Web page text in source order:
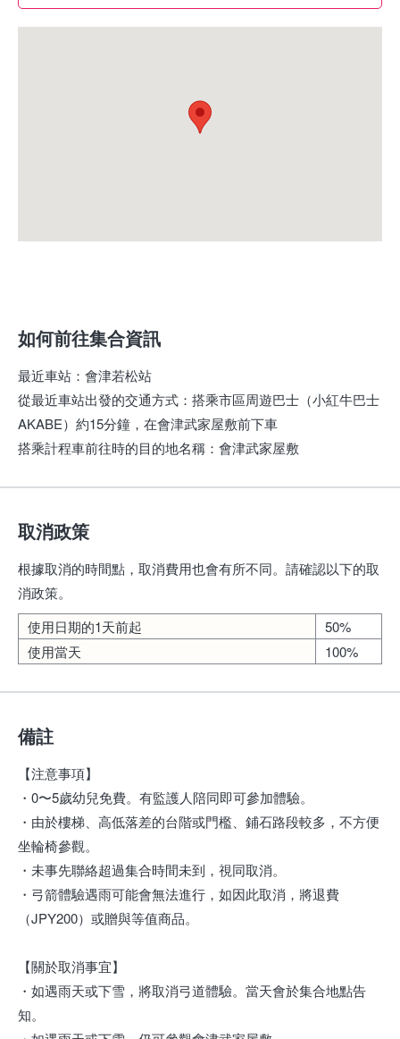
如何前往集合資訊
最近車站 ： 會津若松站
從最近車站出發的交通方式 ： 搭乘市區周遊巴士（小紅牛巴士
AKABE）約15分鐘，在會津武家屋敷前下車
搭乘計程車前往時的目的地名稱 ： 會津武家屋敷
取消政策
根據取消的時間點，取消費用也會有所不同。請確認以下的取
消政策。
使用日期的1天前起
50%
使用當天
100%
備註
【注意事項】
・0〜5歲幼兒免費。有監護人陪同即可參加體驗。
・由於樓梯、高低落差的台階或門檻、鋪石路段較多，不方便
坐輪椅參觀。
・未事先聯絡超過集合時間未到，視同取消。
・弓箭體驗遇雨可能會無法進行，如因此取消，將退費
（JPY200）或贈與等值商品。
【關於取消事宜】
・如遇雨天或下雪，將取消弓道體驗。當天會於集合地點告
知。